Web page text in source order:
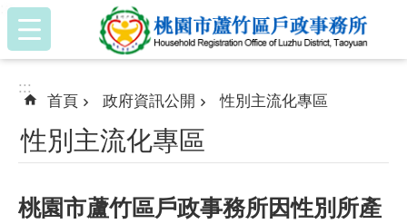
跳到主要內容區塊
:::
:::
首頁 政府資訊公開 性別主流化專區
性別主流化專區
桃園市蘆竹區戶政事務所因性別所產